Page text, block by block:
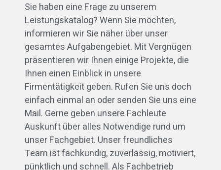
Sie haben eine Frage zu unserem
Leistungskatalog? Wenn Sie möchten,
informieren wir Sie näher über unser
gesamtes Aufgabengebiet. Mit Vergnügen
präsentieren wir Ihnen einige Projekte, die
Ihnen einen Einblick in unsere
Firmentätigkeit geben. Rufen Sie uns doch
einfach einmal an oder senden Sie uns eine
Mail. Gerne geben unsere Fachleute
Auskunft über alles Notwendige rund um
unser Fachgebiet. Unser freundliches
Team ist fachkundig, zuverlässig, motiviert,
pünktlich und schnell. Als Fachbetrieb